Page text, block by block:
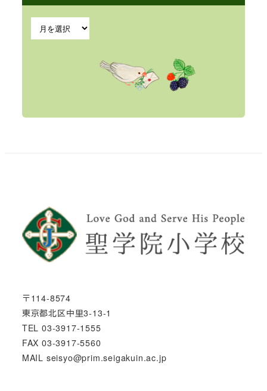
〒114-8574
東京都北区中里3-13-1
TEL 03-3917-1555
FAX 03-3917-5560
MAIL seisyo@prim.seigakuin.ac.jp